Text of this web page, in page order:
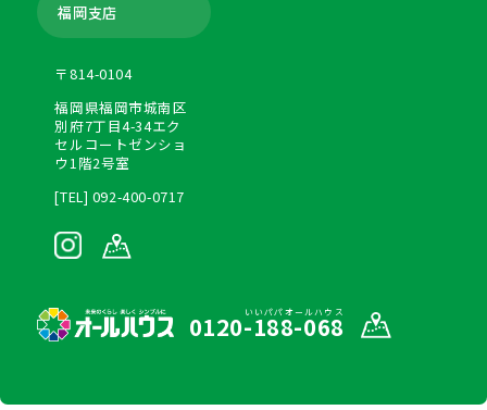
福岡支店
〒814-0104
福岡県福岡市城南区
別府7丁目4-34エク
セルコートゼンショ
ウ1階2号室
[TEL] 092-400-0717
いいパパオールハウス
0120-188-068